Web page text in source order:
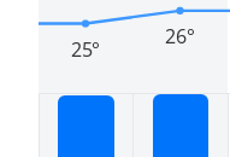
25° 26°